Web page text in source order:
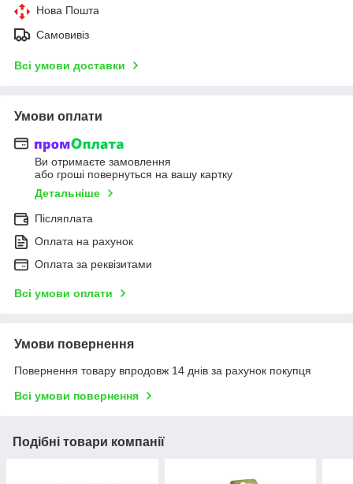
Нова Пошта
Самовивіз
Всі умови доставки
Умови оплати
Ви отримаєте замовлення
або гроші повернуться на вашу картку
Детальніше
Післяплата
Оплата на рахунок
Оплата за реквізитами
Всі умови оплати
Умови повернення
Повернення товару впродовж 14 днів за рахунок покупця
Всі умови повернення
Подібні товари компанії